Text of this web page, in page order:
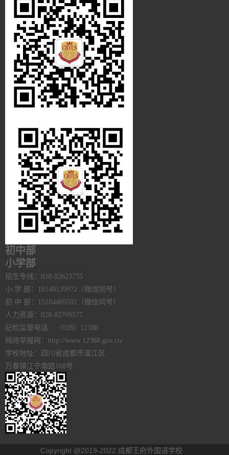
初中部
小学部
招生专线：028-82623755
小 学 部：18148139972（微信同号）
初 中 部：15184469592（微信同号）
人力资源：028-82709577
纪检监督电话：（028）12388
网络举报网：http://www.12388.gov.cn/
学校地址：四川省成都市温江区
万春镇江宁南路168号
Copyright @2019-2022 成都王府外国语学校